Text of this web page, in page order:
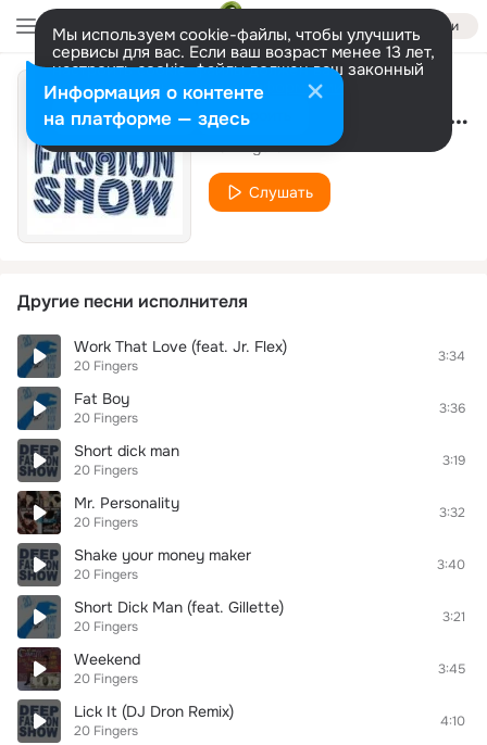
Войти
Мы используем cookie-файлы, чтобы улучшить
сервисы для вас. Если ваш возраст менее 13 лет,
настроить cookie-файлы должен ваш законный
представитель. Больше информации
Разрешить все Настроить Short Dick Man (DJ Pomeha DJA Newman Radio Edit)
20 Fingers
Слушать
Другие песни исполнителя
Work That Love (feat. Jr. Flex)
20 Fingers
3:34
Fat Boy
20 Fingers
3:36
Short dick man
20 Fingers
3:19
Mr. Personality
20 Fingers
3:32
Shake your money maker
20 Fingers
3:40
Short Dick Man (feat. Gillette)
20 Fingers
3:21
Weekend
20 Fingers
3:45
Lick It (DJ Dron Remix)
20 Fingers
4:10
Информация о контенте
на платформе — здесь